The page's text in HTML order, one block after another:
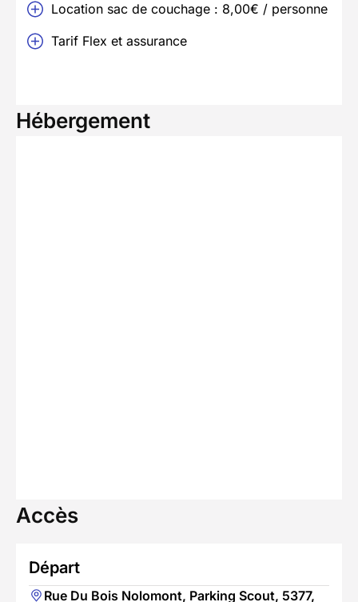
Location sac de couchage : 8,00€ / personne
Tarif Flex et assurance
Hébergement
Accès
Départ
Rue Du Bois Nolomont, Parking Scout, 5377,